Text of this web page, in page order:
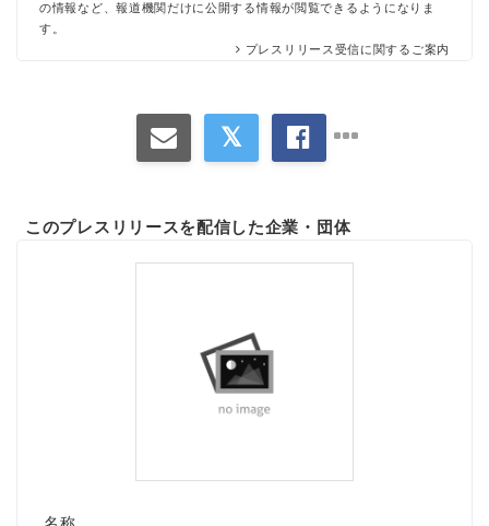
の情報など、報道機関だけに公開する情報が閲覧できるようになりま
す。
プレスリリース受信に関するご案内
このプレスリリースを配信した企業・団体